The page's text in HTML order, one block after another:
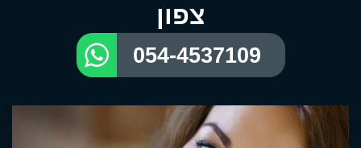
צפון
054-4537109